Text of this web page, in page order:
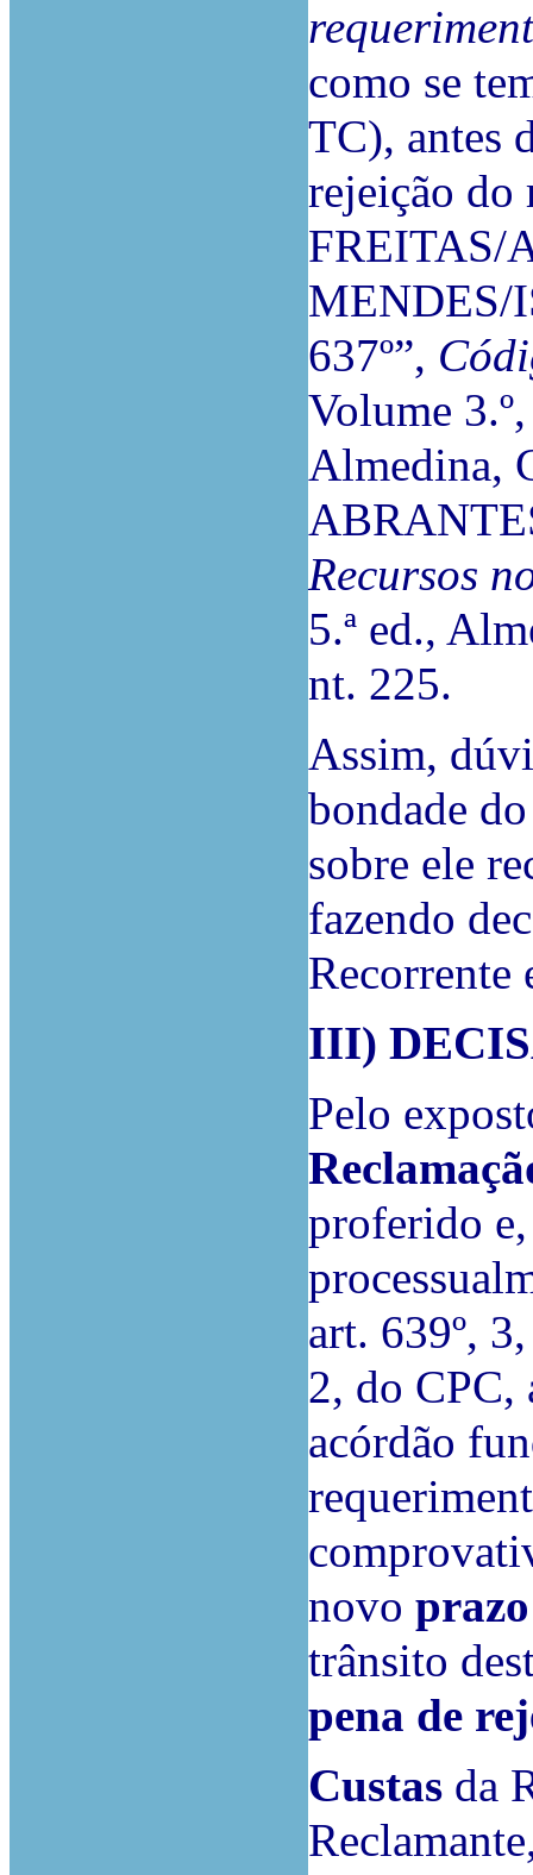
como se
TC), antes
rejeição do
FREITAS/
MENDES/
637º”,
Volume
Almedina,
Recursos
5.ª ed.,
nt. 225.
Assim,
bondade
sobre ele
fazendo
Recorrente
III)
Pelo
proferido
art. 639º,
2, do CPC,
acórdão
novo
trânsito
pena de
Custas da